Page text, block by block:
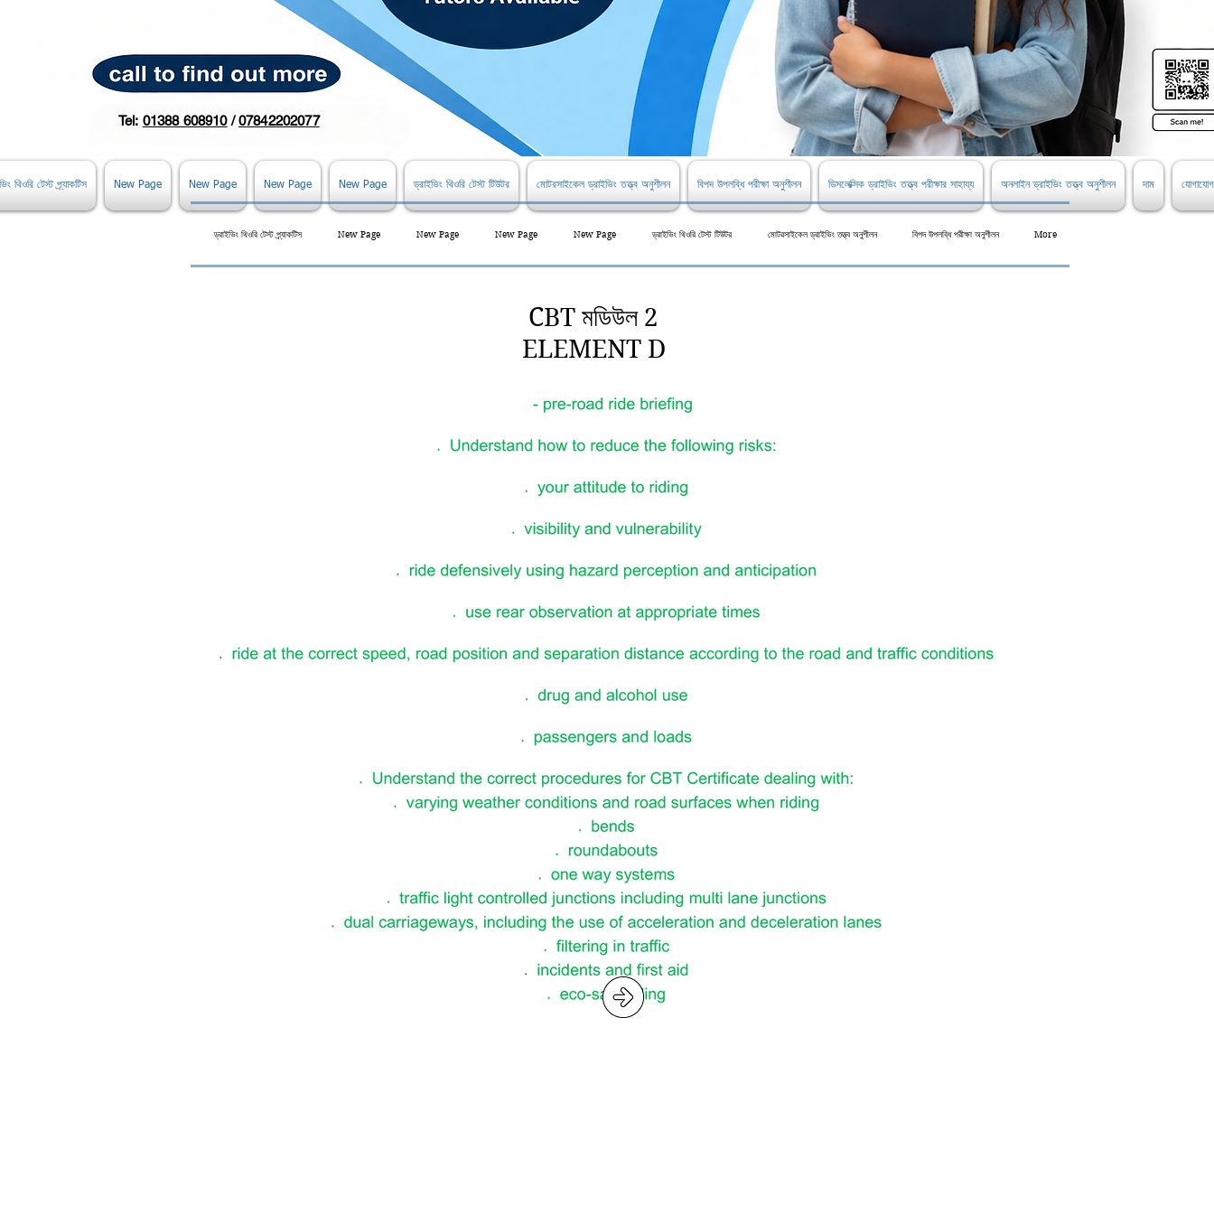
Tel: 01388 608910/07842202077
থিওরি টেস্ট প্র্যাকটিস New Page New Page New Page New Page ড্রাইভিং থিওরি টেস্ট টিউটর মোটরসাইকেল ড্রাইভিং তত্ত্ব অনুশীলন বিপদ উপলব্ধি পরীক্ষা অনুশীলন ডিসলেক্সিক ড্রাইভিং তত্ত্ব পরীক্ষার সাহায্য অনলাইন ড্রাইভিং তত্ত্ব অনুশীলন দাম যোগাযোগ
ড্রাইভিং থিওরি টেস্ট প্র্যাকটিস New Page New Page New Page New Page ড্রাইভিং থিওরি টেস্ট টিউটর মোটরসাইকেল ড্রাইভিং তত্ত্ব অনুশীলন বিপদ উপলব্ধি পরীক্ষা অনুশীলন More
CBT মডিউল 2
ELEMENT D